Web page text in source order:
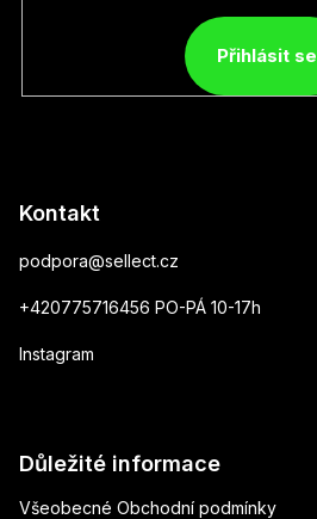
Přihlásit se
Kontakt
podpora@sellect.cz
+420775716456 PO-PÁ 10-17h
Instagram
Důležité informace
Všeobecné Obchodní podmínky